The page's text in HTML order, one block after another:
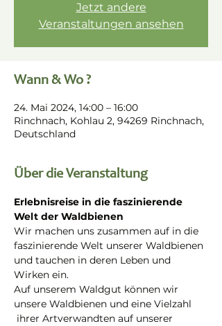
Jetzt andere
Veranstaltungen ansehen
Wann & Wo ?
24. Mai 2024, 14:00 – 16:00
Rinchnach, Kohlau 2, 94269 Rinchnach,
Deutschland
Über die Veranstaltung
Erlebnisreise in die faszinierende
Welt der Waldbienen
Wir machen uns zusammen auf in die
faszinierende Welt unserer Waldbienen
und tauchen in deren Leben und
Wirken ein.
Auf unserem Waldgut können wir
unsere Waldbienen und eine Vielzahl
ihrer Artverwandten auf unserer